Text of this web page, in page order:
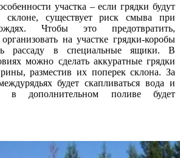
участка – если грядки будут
склоне, существует риск смыва при
Чтобы это предотвратить,
на участке грядки-коробы
рассаду в специальные ящики. В
можно сделать аккуратные грядки
разместив их поперек склона. За
будет скапливаться вода и
в дополнительном поливе будет